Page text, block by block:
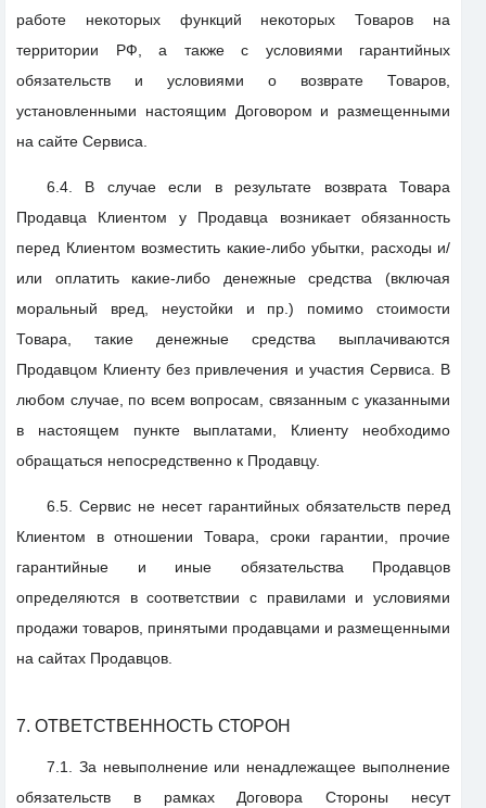
работе некоторых функций некоторых Товаров на
территории РФ, а также с условиями гарантийных
обязательств и условиями о возврате Товаров,
установленными настоящим Договором и размещенными
на сайте Сервиса.
6.4. В случае если в результате возврата Товара
Продавца Клиентом у Продавца возникает обязанность
перед Клиентом возместить какие-либо убытки, расходы и/
или оплатить какие-либо денежные средства (включая
моральный вред, неустойки и пр.) помимо стоимости
Товара, такие денежные средства выплачиваются
Продавцом Клиенту без привлечения и участия Сервиса. В
любом случае, по всем вопросам, связанным с указанными
в настоящем пункте выплатами, Клиенту необходимо
обращаться непосредственно к Продавцу.
6.5. Сервис не несет гарантийных обязательств перед
Клиентом в отношении Товара, сроки гарантии, прочие
гарантийные и иные обязательства Продавцов
определяются в соответствии с правилами и условиями
продажи товаров, принятыми продавцами и размещенными
на сайтах Продавцов.
7. ОТВЕТСТВЕННОСТЬ СТОРОН
7.1. За невыполнение или ненадлежащее выполнение
обязательств в рамках Договора Стороны несут